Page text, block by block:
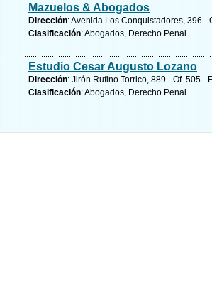
Mazuelos & Abogados
Dirección: Avenida Los Conquistadores, 396 -
Clasificación: Abogados, Derecho Penal
Estudio Cesar Augusto Lozano
Dirección: Jirón Rufino Torrico, 889 - Of. 505 -
Clasificación: Abogados, Derecho Penal